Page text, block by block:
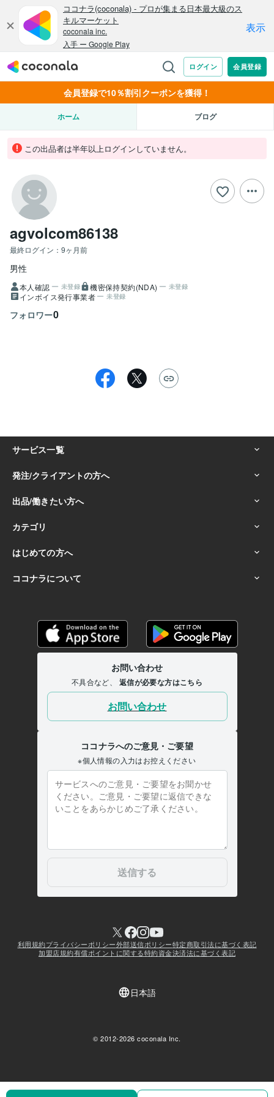
会員登録で10％割引クーポンを獲得！
ホーム ブログ
この出品者は半年以上ログインしていません。
agvolcom86138
最終ログイン： 9ヶ月前
男性
本人確認 未登録 機密保持契約(NDA) 未登録
インボイス発行事業者 未登録
フォロワー0